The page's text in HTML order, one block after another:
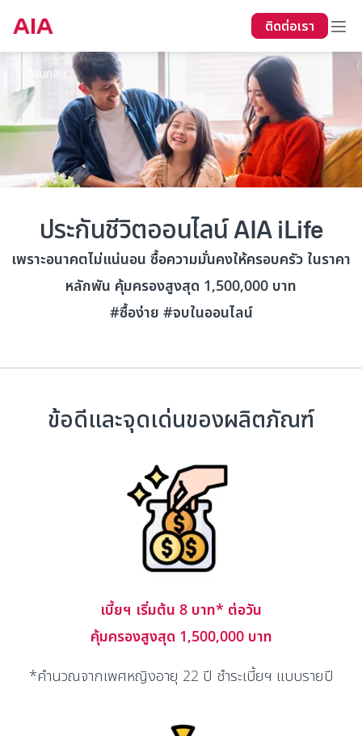
ติดต่อเรา
ย้อนกลับ
ประกันชีวิตออนไลน์ AIA iLife
เพราะอนาคตไม่แน่นอน ซื้อความมั่นคงให้ครอบครัว ในราคา
หลักพัน คุ้มครองสูงสุด 1,500,000 บาท
#ซื้อง่าย #จบในออนไลน์
ข้อดีและจุดเด่นของผลิตภัณฑ์
เบี้ยฯ เริ่มต้น 8 บาท* ต่อวัน
คุ้มครองสูงสุด 1,500,000 บาท
*คำนวณจากเพศหญิงอายุ 22 ปี ชำระเบี้ยฯ แบบรายปี